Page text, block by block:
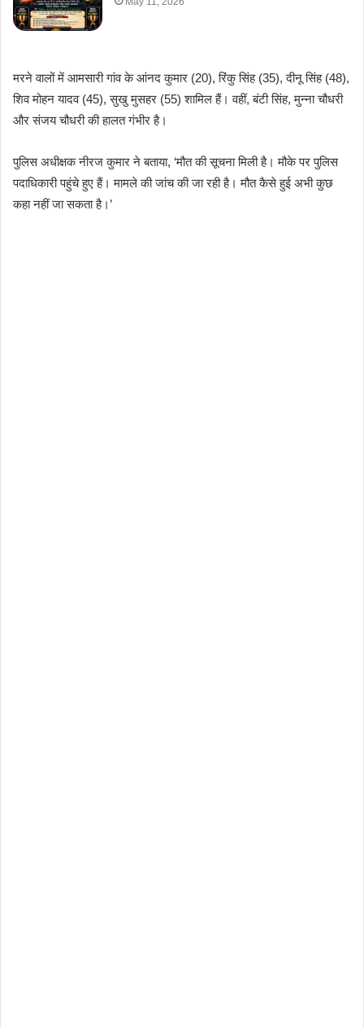
मरने वालों में आमसारी गांव के आंनद कुमार (20), रिंकु सिंह (35), दीनू सिंह (48),
शिव मोहन यादव (45), सुखु मुसहर (55) शामिल हैं। वहीं, बंटी सिंह, मुन्ना चौधरी
और संजय चौधरी की हालत गंभीर है।
पुलिस अधीक्षक नीरज कुमार ने बताया, ‘मौत की सूचना मिली है। मौके पर पुलिस
पदाधिकारी पहुंचे हुए हैं। मामले की जांच की जा रही है। मौत कैसे हुई अभी कुछ
कहा नहीं जा सकता है।’